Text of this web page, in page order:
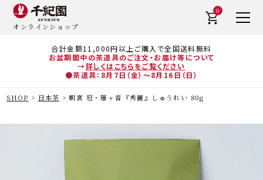
合計金額11,000円以上ご購入で全国送料無料
お盆期間中の茶道具のご注文・お届け等について
→詳しくはこちらをご覧ください
●茶道具：8月7日（金）～8月16日（日）
オンラインショップ
0
SHOP 日本茶 朝宮 冠・雁ヶ音『秀麗』しゅうれい 80g